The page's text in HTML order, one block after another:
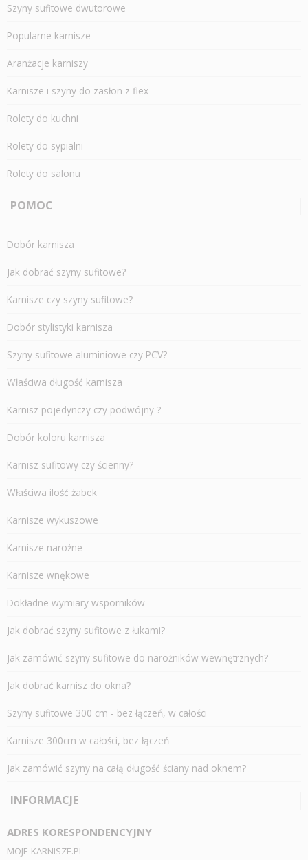
Szyny sufitowe dwutorowe
Popularne karnisze
Aranżacje karniszy
Karnisze i szyny do zasłon z flex
Rolety do kuchni
Rolety do sypialni
Rolety do salonu
POMOC
Dobór karnisza
Jak dobrać szyny sufitowe?
Karnisze czy szyny sufitowe?
Dobór stylistyki karnisza
Szyny sufitowe aluminiowe czy PCV?
Właściwa długość karnisza
Karnisz pojedynczy czy podwójny ?
Dobór koloru karnisza
Karnisz sufitowy czy ścienny?
Właściwa ilość żabek
Karnisze wykuszowe
Karnisze narożne
Karnisze wnękowe
Dokładne wymiary wsporników
Jak dobrać szyny sufitowe z łukami?
Jak zamówić szyny sufitowe do narożników wewnętrznych?
Jak dobrać karnisz do okna?
Szyny sufitowe 300 cm - bez łączeń, w całości
Karnisze 300cm w całości, bez łączeń
Jak zamówić szyny na całą długość ściany nad oknem?
INFORMACJE
ADRES KORESPONDENCYJNY
MOJE-KARNISZE.PL